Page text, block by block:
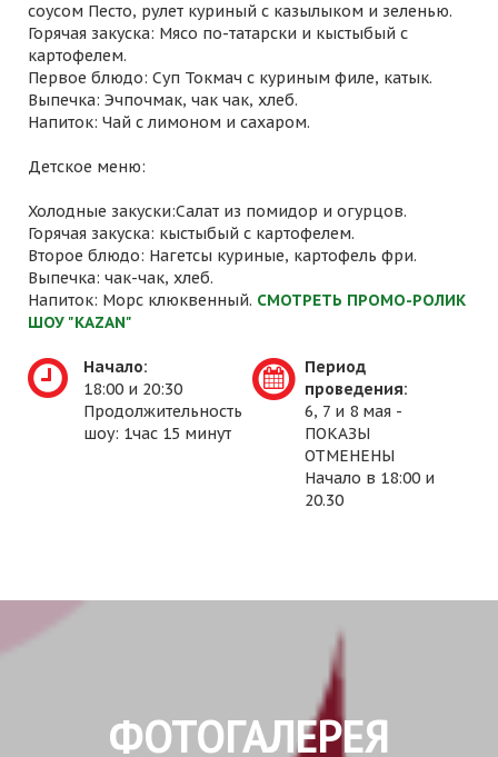
соусом Песто, рулет куриный с казылыком и зеленью.
Горячая закуска: Мясо по-татарски и кыстыбый с
картофелем.
Первое блюдо: Суп Токмач с куриным филе, катык.
Выпечка: Эчпочмак, чак чак, хлеб.
Напиток: Чай с лимоном и сахаром.
Детское меню:
Холодные закуски:Салат из помидор и огурцов.
Горячая закуска: кыстыбый с картофелем.
Второе блюдо: Нагетсы куриные, картофель фри.
Выпечка: чак-чак, хлеб.
Напиток: Морс клюквенный. СМОТРЕТЬ ПРОМО-РОЛИК
ШОУ "KAZAN"
Начало:
18:00 и 20:30
Продолжительность
шоу: 1час 15 минут
Период
проведения:
6, 7 и 8 мая -
ПОКАЗЫ
ОТМЕНЕНЫ
Начало в 18:00 и
20.30
ФОТОГАЛЕРЕЯ